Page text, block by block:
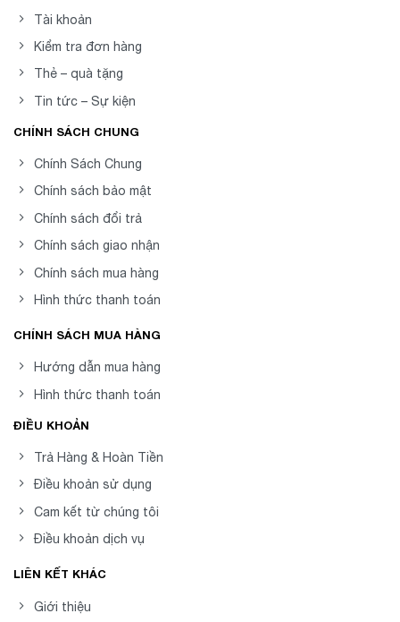
Tài khoản
Kiểm tra đơn hàng
Thẻ – quà tặng
Tin tức – Sự kiện
CHÍNH SÁCH CHUNG
Chính Sách Chung
Chính sách bảo mật
Chính sách đổi trả
Chính sách giao nhận
Chính sách mua hàng
Hình thức thanh toán
CHÍNH SÁCH MUA HÀNG
Hướng dẫn mua hàng
Hình thức thanh toán
ĐIỀU KHOẢN
Trả Hàng & Hoàn Tiền
Điều khoản sử dụng
Cam kết từ chúng tôi
Điều khoản dịch vụ
LIÊN KẾT KHÁC
Giới thiệu